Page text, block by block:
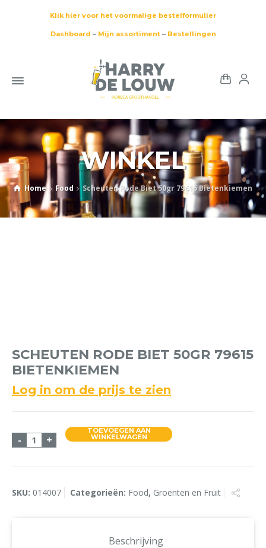
Klik hier voor het voormalige bestelformulier
Dashboard – Mijn assortiment– Bestellingen
WINKEL
Home Food Scheuten Rode Biet 50gr 79615 Bietenkiemen
SCHEUTEN RODE BIET 50GR 79615
BIETENKIEMEN
Log in om de prijs te zien
- Scheuten Rode Biet 50gr 79615 Bietenkiemen
+
TOEVOEGEN AAN
WINKELWAGEN
SKU: 014007 Categorieën: Food, Groenten en Fruit
Beschrijving